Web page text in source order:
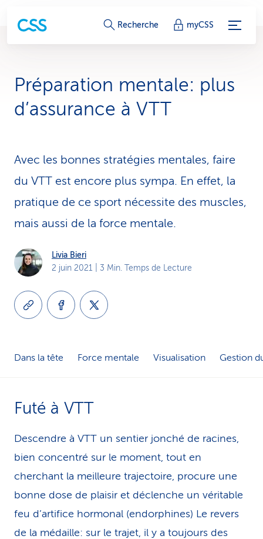
L
s
e
s
c
Recherche myCSS
Préparation men­tale: plus
d’as­su­rance à VTT
Avec les bonnes stratégies mentales, faire
du VTT est encore plus sympa. En effet, la
pratique de ce sport nécessite des muscles,
mais aussi de la force mentale.
Livia Bieri
2 juin 2021 | 3 Min. Temps de Lecture
Dans la tête Force mentale Visualisation Gestion
Futé à VTT
Descendre à VTT un sentier jonché de racines,
bien concentré sur le moment, tout en
cherchant la meilleure trajectoire, procure une
bonne dose de plaisir et déclenche un véritable
feu d’artifice hormonal (endorphines) Le revers
de la médaille: sur le trajet, il y a toujours des